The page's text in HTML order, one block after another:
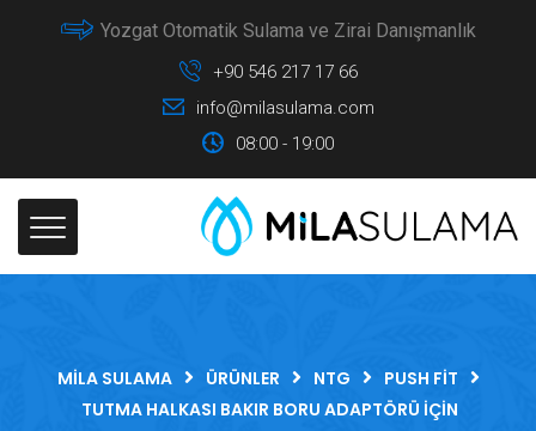
Yozgat Otomatik Sulama ve Zirai Danışmanlık
+90 546 217 17 66
info@milasulama.com
08:00 - 19:00
MILA SULAMA ÜRÜNLER NTG
PUSH FIT
TUTMA HALKASI BAKIR BORU ADAPTÖRÜ İÇIN